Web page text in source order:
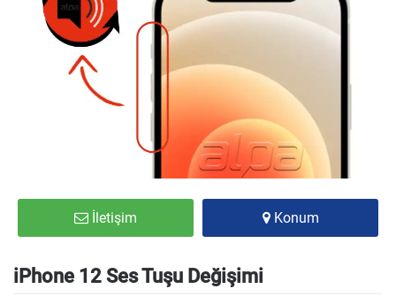
İletişim Konum
iPhone 12 Ses Tuşu Değişimi